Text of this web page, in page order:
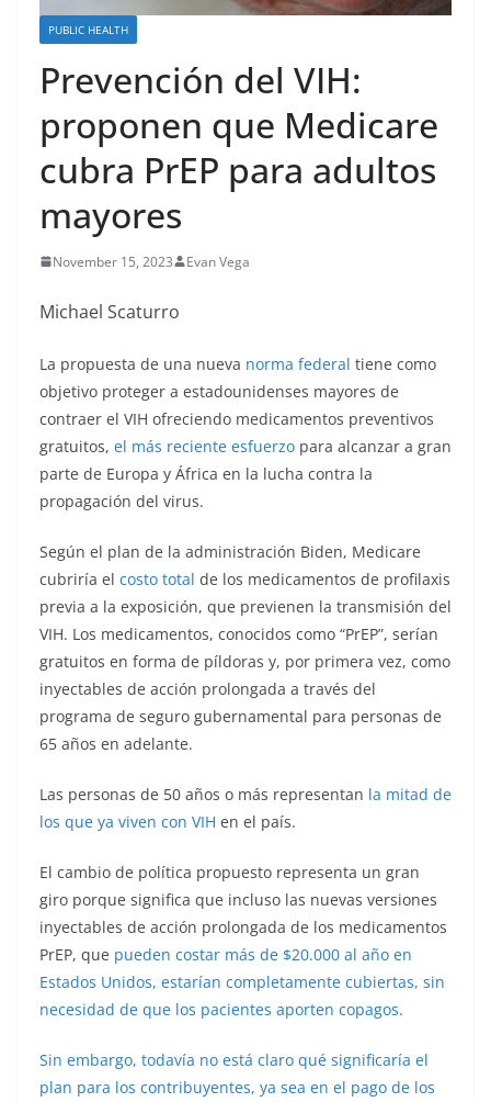
PUBLIC HEALTH
Prevención del VIH:
proponen que Medicare
cubra PrEP para adultos
mayores
November 15, 2023 Evan Vega
Michael Scaturro
La propuesta de una nueva norma federal tiene como
objetivo proteger a estadounidenses mayores de
contraer el VIH ofreciendo medicamentos preventivos
gratuitos, el más reciente esfuerzo para alcanzar a gran
parte de Europa y África en la lucha contra la
propagación del virus.
Según el plan de la administración Biden, Medicare
cubriría el costo total de los medicamentos de profilaxis
previa a la exposición, que previenen la transmisión del
VIH. Los medicamentos, conocidos como “PrEP”, serían
gratuitos en forma de píldoras y, por primera vez, como
inyectables de acción prolongada a través del
programa de seguro gubernamental para personas de
65 años en adelante.
Las personas de 50 años o más representan la mitad de
los que ya viven con VIH en el país.
El cambio de política propuesto representa un gran
giro porque significa que incluso las nuevas versiones
inyectables de acción prolongada de los medicamentos
PrEP, que pueden costar más de $20.000 al año en
Estados Unidos, estarían completamente cubiertas, sin
necesidad de que los pacientes aporten copagos.
Sin embargo, todavía no está claro qué significaría el
plan para los contribuyentes, ya sea en el pago de los